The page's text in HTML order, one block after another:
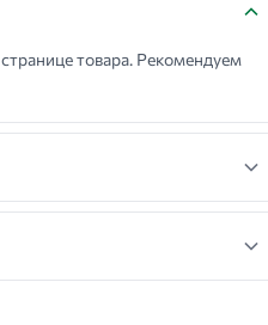
товара. Рекомендуем